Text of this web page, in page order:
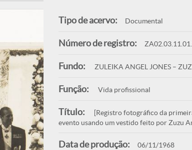
Tipo de acervo: Documental
Número de registro:
Fundo: ZULEIKA ANGEL JONES –
Função: Vida profissional
Título:
[Registro fotográfico da
evento usando um vestido feito por Zuzu
Data de produção: 06/11/1968